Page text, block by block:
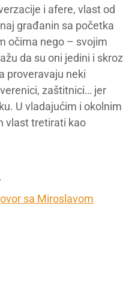
i afere, vlast od
građanin sa početka
očima nego – svojim
da su oni jedini i skroz
proveravaju neki
zaštitnici… jer
U vladajućim i okolnim
vlast tretirati kao
sa Miroslavom